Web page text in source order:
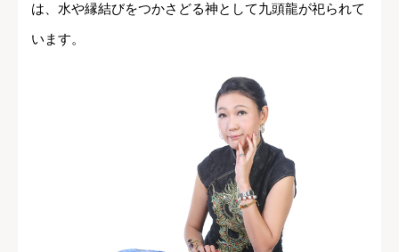
は、水や縁結びをつかさどる神として九頭龍が祀られて
います。